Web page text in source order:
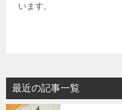
います。
最近の記事一覧